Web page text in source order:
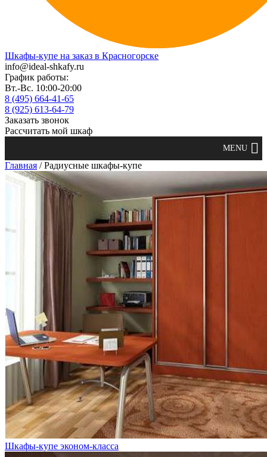
Шкафы-купе на заказ в Красногорске
info@ideal-shkafy.ru
График работы:
Вт.-Вс. 10:00-20:00
8 (495) 664-41-65
8 (925) 613-64-79
Заказать звонок
Рассчитать мой шкаф
Главная / Радиусные шкафы-купе
Шкафы-купе эконом-класса